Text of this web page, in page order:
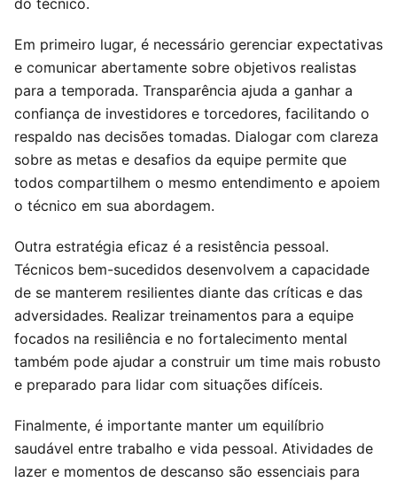
do técnico.
Em primeiro lugar, é necessário gerenciar expectativas
e comunicar abertamente sobre objetivos realistas
para a temporada. Transparência ajuda a ganhar a
confiança de investidores e torcedores, facilitando o
respaldo nas decisões tomadas. Dialogar com clareza
sobre as metas e desafios da equipe permite que
todos compartilhem o mesmo entendimento e apoiem
o técnico em sua abordagem.
Outra estratégia eficaz é a resistência pessoal.
Técnicos bem-sucedidos desenvolvem a capacidade
de se manterem resilientes diante das críticas e das
adversidades. Realizar treinamentos para a equipe
focados na resiliência e no fortalecimento mental
também pode ajudar a construir um time mais robusto
e preparado para lidar com situações difíceis.
Finalmente, é importante manter um equilíbrio
saudável entre trabalho e vida pessoal. Atividades de
lazer e momentos de descanso são essenciais para